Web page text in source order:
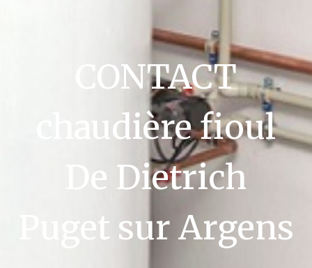
CONTACT
chaudière fioul
De Dietrich
Puget sur Argens